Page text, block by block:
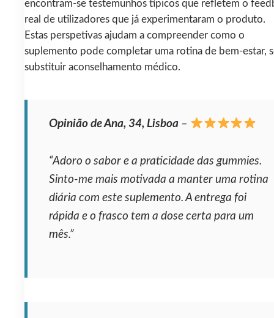
encontram-se testemunhos típicos que refletem o
real de utilizadores que já experimentaram o produto.
Estas perspetivas ajudam a compreender como o
suplemento pode completar uma rotina de bem-estar,
substituir aconselhamento médico.
Opinião de Ana, 34, Lisboa –
“Adoro o sabor e a praticidade das gummies.
Sinto-me mais motivada a manter uma rotina
diária com este suplemento. A entrega foi
rápida e o frasco tem a dose certa para um
mês.”